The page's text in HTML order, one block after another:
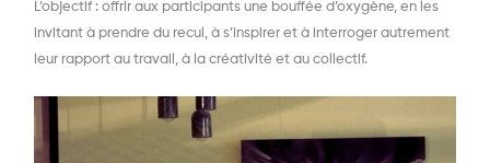
L’objectif : offrir aux participants une bouffée d’oxygène, en les
invitant à prendre du recul, à s’inspirer et à interroger autrement
leur rapport au travail, à la créativité et au collectif.